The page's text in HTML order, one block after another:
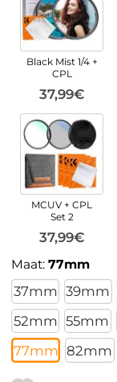
Black Mist 1/4 +
CPL
37,99€
MCUV + CPL
Set 2
37,99€
Maat:77mm
37mm 39mm
52mm 55mm
77mm 82mm